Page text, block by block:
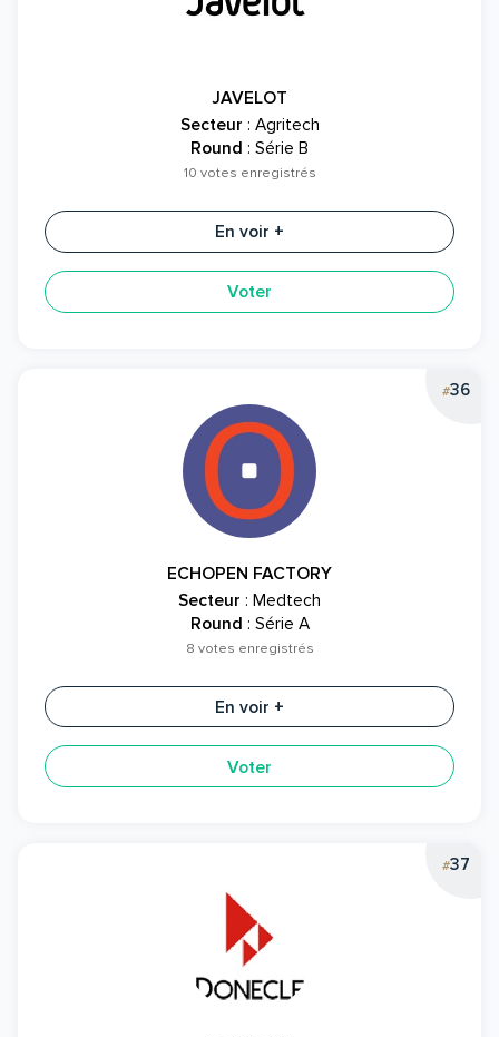
JAVELOT
Secteur : Agritech
Round : Série B
10 votes enregistrés
En voir +
Voter
#36
ECHOPEN FACTORY
Secteur : Medtech
Round : Série A
8 votes enregistrés
En voir +
Voter
#37